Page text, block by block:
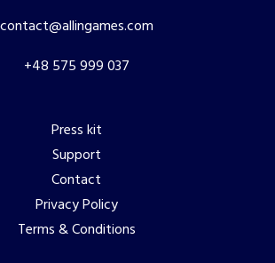
contact@allingames.com
+48 575 999 037
Press kit
Support
Contact
Privacy Policy
Terms & Conditions